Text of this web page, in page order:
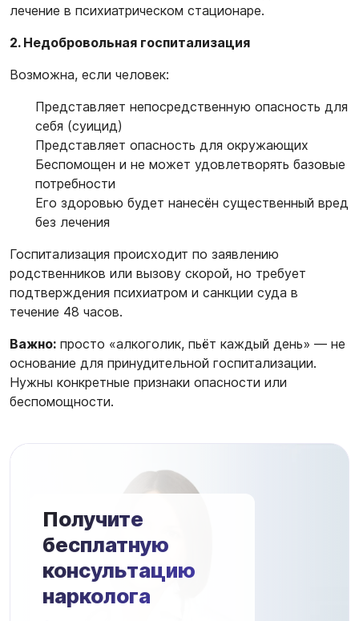
лечение в психиатрическом стационаре.
2. Недобровольная госпитализация
Возможна, если человек:
Представляет непосредственную опасность для
себя (суицид)
Представляет опасность для окружающих
Беспомощен и не может удовлетворять базовые
потребности
Его здоровью будет нанесён существенный вред
без лечения
Госпитализация происходит по заявлению
родственников или вызову скорой, но требует
подтверждения психиатром и санкции суда в
течение 48 часов.
Важно: просто «алкоголик, пьёт каждый день» — не
основание для принудительной госпитализации.
Нужны конкретные признаки опасности или
беспомощности.
Получите
бесплатную
консультацию
нарколога